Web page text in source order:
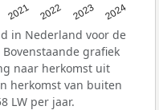
2021 2022 2023 2024
in Nederland voor de
grafiek
naar herkomst uit
herkomst van buiten
LW per jaar.